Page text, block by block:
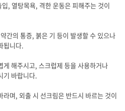
, 열탕목욕, 격한 운동은 피해주는 것이
간의 통증, 붉은 기 등이 발생할 수 있으나
됩니다.
게 해주시고, 스크럽제 등을 사용하거나
기 바랍니다.
며, 외출 시 선크림은 반드시 바르는 것이